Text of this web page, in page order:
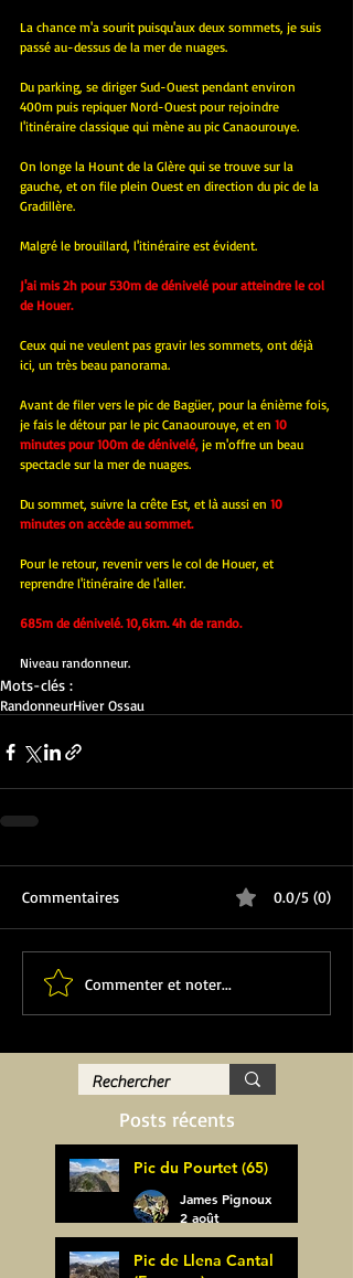
La chance m'a sourit puisqu'aux deux sommets, je suis
passé au-dessus de la mer de nuages.
Du parking, se diriger Sud-Ouest pendant environ
400m puis repiquer Nord-Ouest pour rejoindre
l'itinéraire classique qui mène au pic Canaourouye.
On longe la Hount de la Glère qui se trouve sur la
gauche, et on file plein Ouest en direction du pic de la
Gradillère.
Malgré le brouillard, l'itinéraire est évident.
J'ai mis 2h pour 530m de dénivelé pour atteindre le col
de Houer.
Ceux qui ne veulent pas gravir les sommets, ont déjà
ici, un très beau panorama.
Avant de filer vers le pic de Bagüer, pour la énième fois,
je fais le détour par le pic Canaourouye, et en 10
minutes pour 100m de dénivelé, je m'offre un beau
spectacle sur la mer de nuages.
Du sommet, suivre la crête Est, et là aussi en 10
minutes on accède au sommet.
Pour le retour, revenir vers le col de Houer, et
reprendre l'itinéraire de l'aller.
685m de dénivelé. 10,6km. 4h de rando.
Niveau randonneur.
Mots-clés :
RandonneurHiver Ossau
Commentaires 0.0/5 (0)
Commenter et noter...
Posts récents
Pic du Pourtet (65)
James Pignoux
2 août
Pic de Llena Cantal